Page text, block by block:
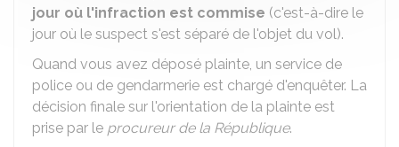
jour où l'infraction est commise (c'est-à-dire le
jour où le suspect s'est séparé de l'objet du vol).
Quand vous avez déposé plainte, un service de
police ou de gendarmerie est chargé d'enquêter. La
décision finale sur l'orientation de la plainte est
prise par le procureur de la République.